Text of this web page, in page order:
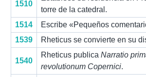
1510
torre de la catedral.
1514
Escribe «Pequeños
1539
Rheticus se convierte en su
1540
Rheticus publicaNarratio
revolutionum Copernici.